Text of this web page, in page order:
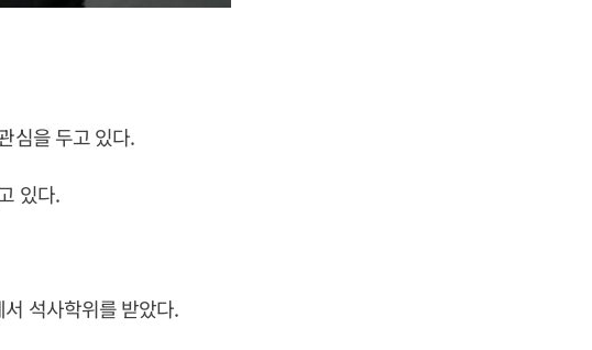
심을 두고 있다.
있다.
석사학위를 받았다.